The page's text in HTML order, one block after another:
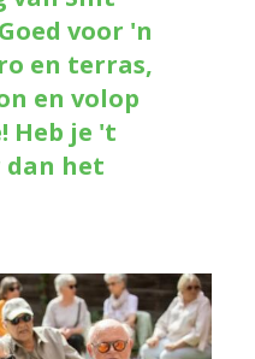
voor 'n
en terras,
en volop
Heb je 't
dan het